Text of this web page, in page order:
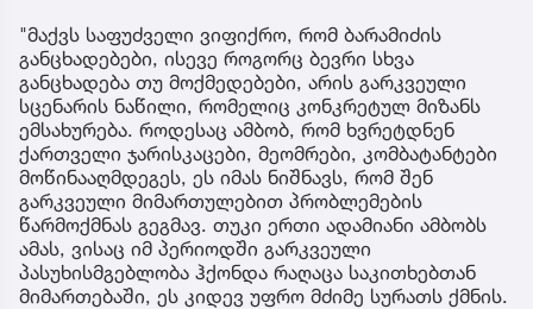
"მაქვს საფუძველი ვიფიქრო, რომ ბარამიძის
განცხადებები, ისევე როგორც ბევრი სხვა
განცხადება თუ მოქმედებები, არის გარკვეული
სცენარის ნაწილი, რომელიც კონკრეტულ მიზანს
ემსახურება. როდესაც ამბობ, რომ ხვრეტდნენ
ქართველი ჯარისკაცები, მეომრები, კომბატანტები
მოწინააღმდეგეს, ეს იმას ნიშნავს, რომ შენ
გარკვეული მიმართულებით პრობლემების
წარმოქმნას გეგმავ. თუკი ერთი ადამიანი ამბობს
ამას, ვისაც იმ პერიოდში გარკვეული
პასუხისმგებლობა ჰქონდა რაღაცა საკითხებთან
მიმართებაში, ეს კიდევ უფრო მძიმე სურათს ქმნის.